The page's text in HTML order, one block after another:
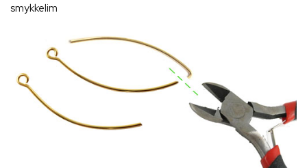
smykkelim